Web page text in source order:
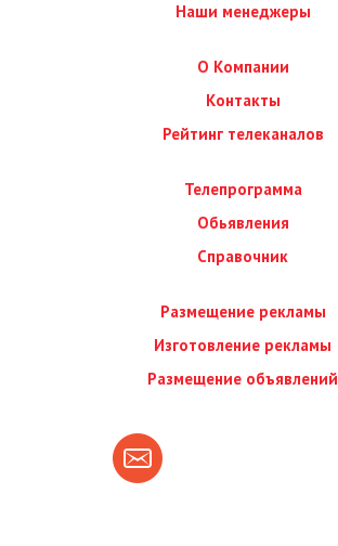
Наши менеджеры
О Компании
Контакты
Рейтинг телеканалов
Телепрограмма
Обьявления
Справочник
Размещение рекламы
Изготовление рекламы
Размещение объявлений